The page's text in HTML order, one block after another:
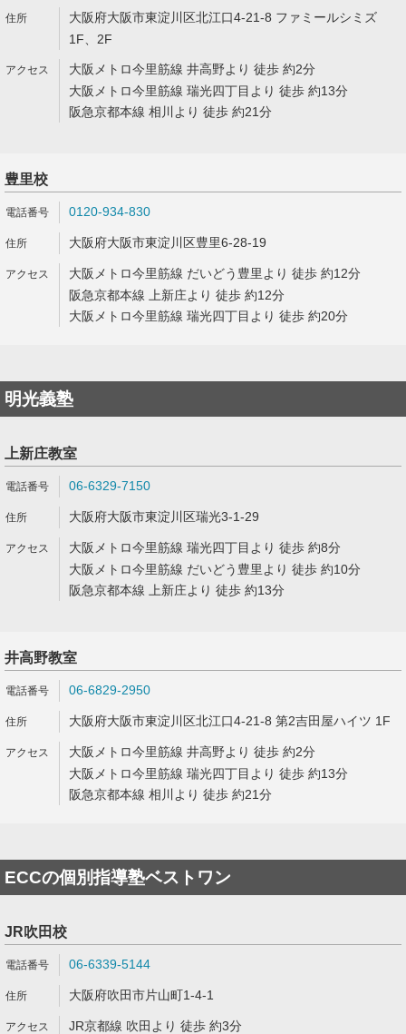
大阪府大阪市東淀川区北江口4-21-8 ファミールシミズ
1F、2F
大阪メトロ今里筋線 井高野より 徒歩 約2分
大阪メトロ今里筋線 瑞光四丁目より 徒歩 約13分
阪急京都本線 相川より 徒歩 約21分
豊里校
0120-934-830
大阪府大阪市東淀川区豊里6-28-19
大阪メトロ今里筋線 だいどう豊里より 徒歩 約12分
阪急京都本線 上新庄より 徒歩 約12分
大阪メトロ今里筋線 瑞光四丁目より 徒歩 約20分
明光義塾
上新庄教室
06-6329-7150
大阪府大阪市東淀川区瑞光3-1-29
大阪メトロ今里筋線 瑞光四丁目より 徒歩 約8分
大阪メトロ今里筋線 だいどう豊里より 徒歩 約10分
阪急京都本線 上新庄より 徒歩 約13分
井高野教室
06-6829-2950
大阪府大阪市東淀川区北江口4-21-8 第2吉田屋ハイツ 1F
大阪メトロ今里筋線 井高野より 徒歩 約2分
大阪メトロ今里筋線 瑞光四丁目より 徒歩 約13分
阪急京都本線 相川より 徒歩 約21分
ECCの個別指導塾ベストワン
JR吹田校
06-6339-5144
大阪府吹田市片山町1-4-1
JR京都線 吹田より 徒歩 約3分